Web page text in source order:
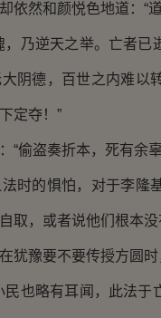
然和颜悦色地道：“道
逆天之举。亡者已
阴德，百世之内难以
定夺！”
盗奏折本，死有余辜
的惧怕，对于李隆
取，或者说他们根本没
豫要不要传授方圆时
也略有耳闻，此法于